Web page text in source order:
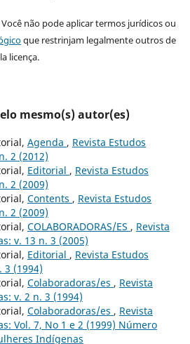
não pode aplicar termos jurídicos ou
que restrinjam legalmente outros de
licença.
mesmo(s) autor(es)
Agenda , Revista Estudos
2 (2012)
Editorial , Revista Estudos
2 (2009)
Contents , Revista Estudos
2 (2009)
COLABORADORAS/ES , Revista
v. 13 n. 3 (2005)
Editorial , Revista Estudos
3 (1994)
Colaboradoras/es , Revista
v. 2 n. 3 (1994)
Colaboradoras/es , Revista
Vol. 7, No 1 e 2 (1999) Número
Indígenas